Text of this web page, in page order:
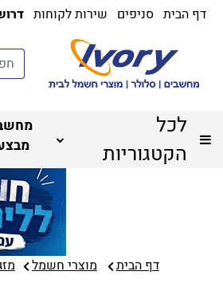
דף הבית סניפים שירות לקוחות
לכל
הקטגוריות
דף הבית מוצרי חשמל